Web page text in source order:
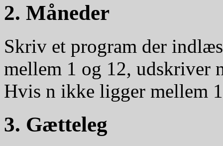
2. Måneder
Skriv et program der
mellem 1 og 12, udskriver
Hvis n ikke ligger mellem
3. Gætteleg